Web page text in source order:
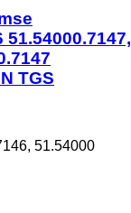
51.54000.7147,
TGS
51.54000